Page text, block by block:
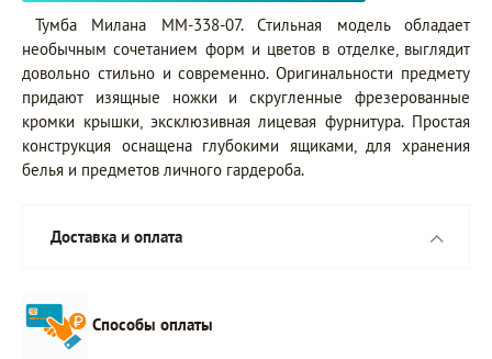
Тумба Милана ММ-338-07. Стильная модель обладает
необычным сочетанием форм и цветов в отделке, выглядит
довольно стильно и современно. Оригинальности предмету
придают изящные ножки и скругленные фрезерованные
кромки крышки, эксклюзивная лицевая фурнитура. Простая
конструкция оснащена глубокими ящиками, для хранения
белья и предметов личного гардероба.
Доставка и оплата
Способы оплаты